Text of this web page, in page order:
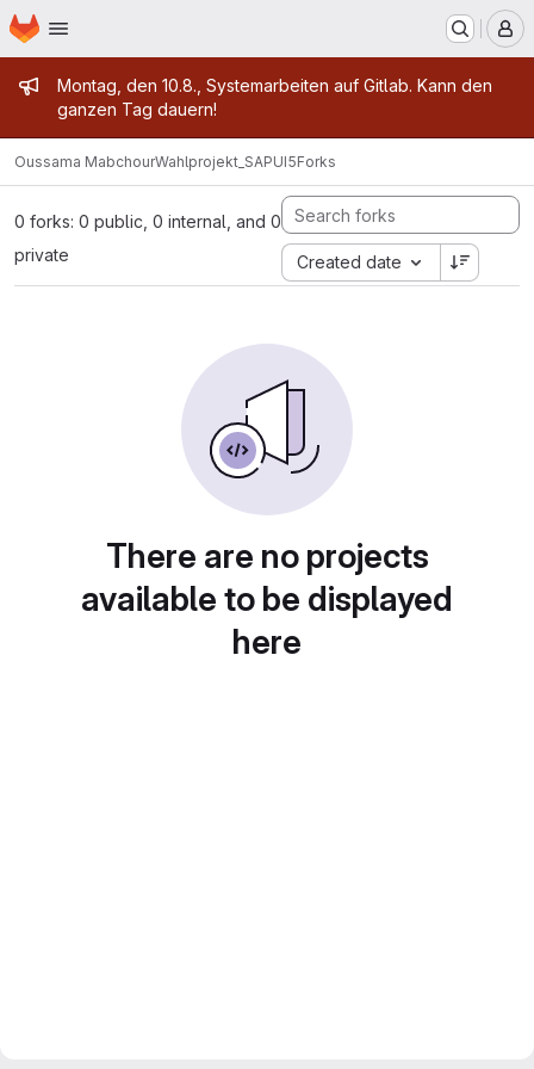
Skip to main content
Homepage
Admin message
Montag, den 10.8., Systemarbeiten auf Gitlab. Kann den
ganzen Tag dauern!
Oussama MabchourWahlprojekt_SAPUI5Forks
0 forks: 0 public, 0 internal, and 0
private
Created date
There are no projects
available to be displayed
here